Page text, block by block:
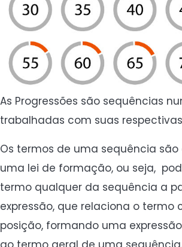
As Progressões são sequências
trabalhadas com suas
Os termos de uma sequência são
uma lei de formação, ou seja,
termo qualquer da sequência a
expressão, que relaciona o termo
posição, formando uma